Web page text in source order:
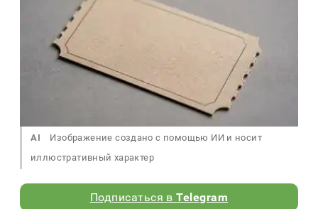
AI
Изображение создано с помощью ИИ и носит
иллюстративный характер
Подписаться вTelegram